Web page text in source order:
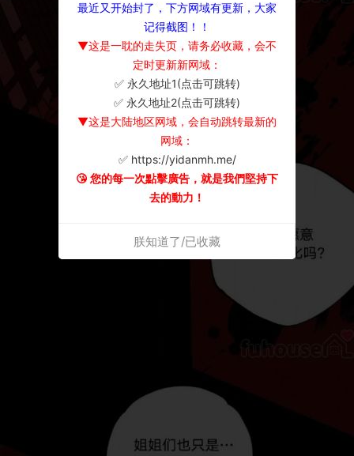
最近又开始封了，下方网域有更新，大家
记得截图！！
▼这是一耽的走失页，请务必收藏，会不
定时更新新网域：
✅ 永久地址1(点击可跳转)
✅ 永久地址2(点击可跳转)
▼这是大陆地区网域，会自动跳转最新的
网域：
✅ https://yidanmh.me/
😘 您的每一次點擊廣告，就是我們堅持下
去的動力！
朕知道了/已收藏